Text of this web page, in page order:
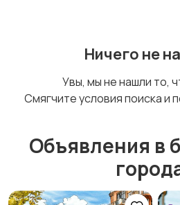
Организация
Ничего не
Увы, мы не нашли то,
Смягчите условия поиска и
Объявления в